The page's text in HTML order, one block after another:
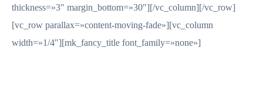
thickness=»3″ margin_bottom=»30″][/vc_column][/vc_row]
[vc_row parallax=»content-moving-fade»][vc_column
width=»1/4″][mk_fancy_title font_family=»none»]